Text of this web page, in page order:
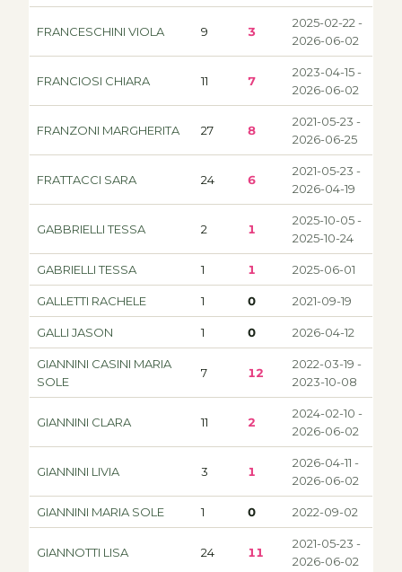
FRANCESCHINI VIOLA 9 3
2025-02-22 -
2026-06-02
FRANCIOSI CHIARA 11 7
2023-04-15 -
2026-06-02
FRANZONI MARGHERITA 27 8
2021-05-23 -
2026-06-25
FRATTACCI SARA 24 6
2021-05-23 -
2026-04-19
GABBRIELLI TESSA 2 1
2025-10-05 -
2025-10-24
GABRIELLI TESSA 1 1 2025-06-01
GALLETTI RACHELE 1 0 2021-09-19
GALLI JASON 1 0 2026-04-12
GIANNINI CASINI MARIA
SOLE
7 12
2022-03-19 -
2023-10-08
GIANNINI CLARA 11 2
2024-02-10 -
2026-06-02
GIANNINI LIVIA 3 1
2026-04-11 -
2026-06-02
GIANNINI MARIA SOLE 1 0 2022-09-02
GIANNOTTI LISA 24 11
2021-05-23 -
2026-06-02